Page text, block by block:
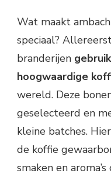
Wat maakt
speciaal?
branderijen
hoogwaardige
wereld. Deze
geselecteerd en
kleine batches.
de koffie
smaken en